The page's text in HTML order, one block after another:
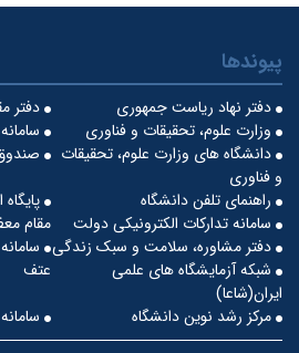
پیوندها
دفتر
دفتر نهاد ریاست جمهوری
وزارت علوم، تحقیقات و فناوری
دانشگاه های وزارت علوم، تحقیقات
و فناوری
مقام
راهنمای تلفن دانشگاه
سامانه تدارکات الکترونیکی دولت
عتف
دفتر مشاوره، سلامت و سبک زندگی
شبکه آزمایشگاه های علمی
ایران(شاعا)
مرکز رشد نوین دانشگاه